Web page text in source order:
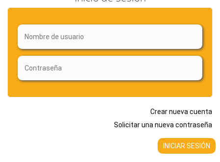
Crear nueva cuenta
Solicitar una nueva contraseña